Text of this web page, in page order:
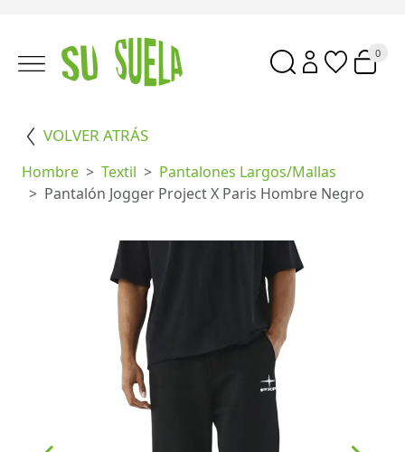
0
VOLVER ATRÁS
Hombre Textil
Pantalones Largos/mallas
Pantalón Jogger Project X Paris Hombre Negro